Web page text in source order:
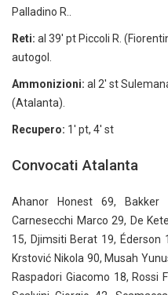
Palladino R..
Reti: al 39′ pt Piccoli R.
autogol.
Ammonizioni: al 2′ st
(Atalanta).
Recupero: 1′ pt, 4′ st
Convocati Atalanta
Ahanor Honest 69, Bakker
Carnesecchi Marco 29, De
15, Djimsiti Berat 19, Éderson
Krstović Nikola 90, Musah
Raspadori Giacomo 18, Rossi